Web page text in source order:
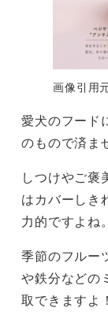
画像引用
愛犬のフード
のもので済ま
しつけやご褒
はカバーしき
力的ですよね。
季節のフルー
や鉄分などの
取できますよ！